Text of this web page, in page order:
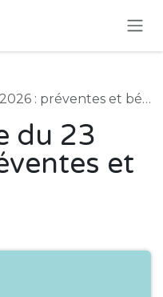
: préventes et bénévoles
du 23
et